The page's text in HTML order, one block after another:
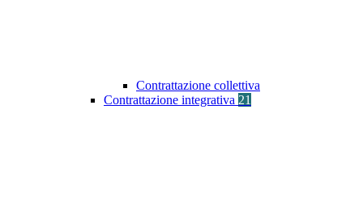
Contrattazione collettiva
Contrattazione integrativa 21